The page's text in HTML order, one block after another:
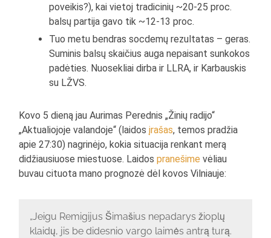
poveikis?), kai vietoj tradicinių ~20-25 proc.
balsų partija gavo tik ~12-13 proc.
Tuo metu bendras socdemų rezultatas – geras.
Suminis balsų skaičius auga nepaisant sunkokos
padėties. Nuosekliai dirba ir LLRA, ir Karbauskis
su LŽVS.
Kovo 5 dieną jau Aurimas Perednis „Žinių radijo“
„Aktualiojoje valandoje“ (laidosįrašas, temos pradžia
apie 27:30) nagrinėjo, kokia situacija renkant merą
didžiausiuose miestuose. Laidospranešime vėliau
buvau cituota mano prognozė dėl kovos Vilniauje:
„Jeigu Remigijus Šimašius nepadarys žioplų
klaidų, jis be didesnio vargo laimės antrą turą.